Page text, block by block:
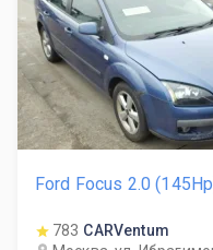
Ford Focus 2.0
783 CARVentum